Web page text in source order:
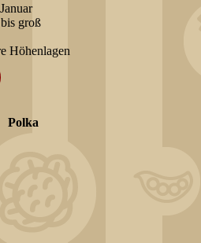
groß
Höhenlagen
Polka